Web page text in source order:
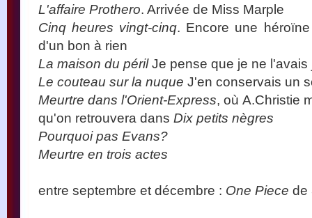
L'affaire Prothero. Arrivée de Miss Marple
Cinq heures vingt-cinq. Encore une
d'un bon à rien
La maison du périlJe pense que je ne l'avais
Le couteau sur la nuque J'en conservais un
Meurtre dans l'Orient-Express, où A.Christie
qu'on retrouvera dans Dix petits nègres
Pourquoi pas Evans?
Meurtre en trois actes
entre septembre et décembre : One Piece de